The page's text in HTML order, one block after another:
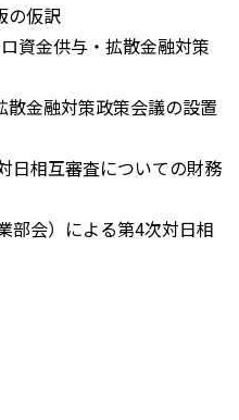
の仮訳
資金供与・拡散金融対策
金融対策政策会議の設置
日相互審査についての財務
部会）による第4次対日相